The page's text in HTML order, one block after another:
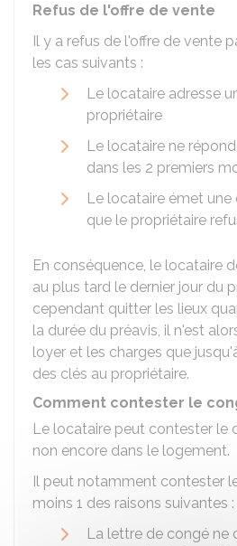
Refus de l'offre de vente
Il y a refus de l'offre de vente
les cas suivants :
Le locataire adresse
propriétaire
Le locataire ne
dans les 2 premiers
Le locataire émet
que le propriétaire
En conséquence, le locataire
au plus tard le dernier jour du
cependant quitter les lieux
la durée du préavis, il n'est
loyer et les charges que
des clés au propriétaire.
Comment contester le
Le locataire peut contester le
non encore dans le logement.
Il peut notamment contester
moins 1 des raisons suivantes :
La lettre de congé ne